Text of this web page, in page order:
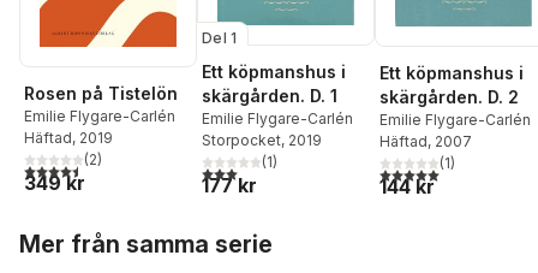
Rosen på Tistelön
Emilie Flygare-Carlén
Häftad, 2019
4,5utav 5 stjärnor. Totalt antal röster:
(2)
349 kr
Del 1
Ett köpmanshus i
skärgården. D. 1
Emilie Flygare-Carlén
Storpocket, 2019
3,0utav 5 stjärnor. Totalt antal röster:
(1)
177 kr
Ett köpmanshus i
skärgården. D. 2
Emilie Flygare-Carlén
Häftad, 2007
5,0utav 5 stjärnor.
(1)
144 kr
Mer från samma serie